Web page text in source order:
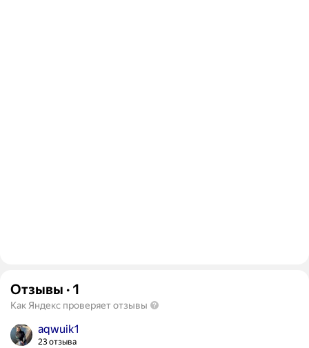
Отзывы · 1
Как Яндекс проверяет отзывы
aqwuik1
23 отзыва